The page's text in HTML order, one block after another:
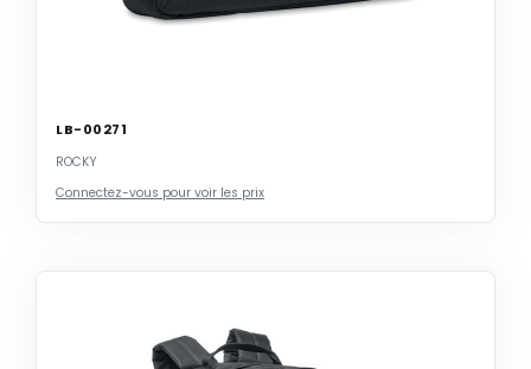
LB-00271
ROCKY
Connectez-vous pour voir les prix